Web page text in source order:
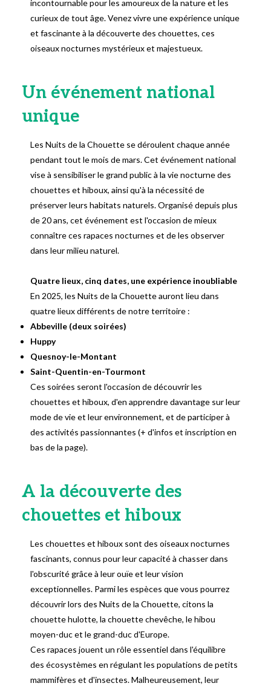
incontournable pour les amoureux de la nature et les
curieux de tout âge. Venez vivre une expérience unique
et fascinante à la découverte des chouettes, ces
oiseaux nocturnes mystérieux et majestueux.
Un événement national
unique
Les Nuits de la Chouette se déroulent chaque année
pendant tout le mois de mars. Cet événement national
vise à sensibiliser le grand public à la vie nocturne des
chouettes et hiboux, ainsi qu'à la nécessité de
préserver leurs habitats naturels. Organisé depuis plus
de 20 ans, cet événement est l'occasion de mieux
connaître ces rapaces nocturnes et de les observer
dans leur milieu naturel.
Quatre lieux, cinq dates, une expérience inoubliable
En 2025, les Nuits de la Chouette auront lieu dans
quatre lieux différents de notre territoire :
Abbeville (deux soirées)
Huppy
Quesnoy-le-Montant
Saint-Quentin-en-Tourmont
Ces soirées seront l'occasion de découvrir les
chouettes et hiboux, d'en apprendre davantage sur leur
mode de vie et leur environnement, et de participer à
des activités passionnantes (+ d'infos et inscription en
bas de la page).
A la découverte des
chouettes et hiboux
Les chouettes et hiboux sont des oiseaux nocturnes
fascinants, connus pour leur capacité à chasser dans
l'obscurité grâce à leur ouïe et leur vision
exceptionnelles. Parmi les espèces que vous pourrez
découvrir lors des Nuits de la Chouette, citons la
chouette hulotte, la chouette chevêche, le hibou
moyen-duc et le grand-duc d'Europe.
Ces rapaces jouent un rôle essentiel dans l'équilibre
des écosystèmes en régulant les populations de petits
mammifères et d'insectes. Malheureusement, leur